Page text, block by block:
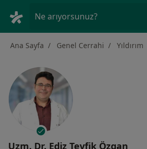
Ne arıyorsunuz?
Ana Sayfa Genel Cerrahi Yıldırım
Uzm. Dr. Ediz Tevfik Özgan